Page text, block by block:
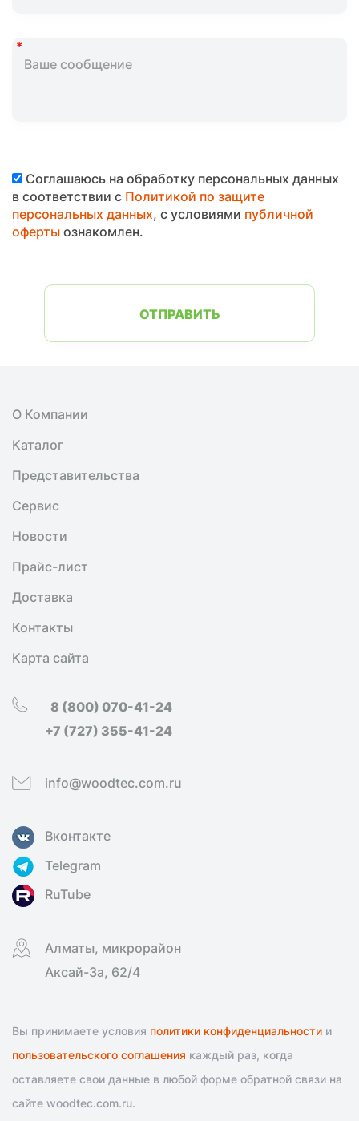
Соглашаюсь на обработку персональных данных
в соответствии с Политикой по защите
персональных данных, с условиями публичной
офертыознакомлен.
ОТПРАВИТЬ
О Компании
Каталог
Представительства
Сервис
Новости
Прайс-лист
Доставка
Контакты
Карта сайта
8 (800) 070-41-24
+7 (727) 355-41-24
info@woodtec.com.ru
Вконтакте
Telegram
RuTube
Алматы, микрорайон
Аксай-3а, 62/4
Вы принимаете условия политики конфиденциальности и
пользовательского соглашения каждый раз, когда
оставляете свои данные в любой форме обратной связи на
сайте woodtec.com.ru.